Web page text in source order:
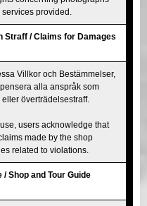
provided.
Straff / Claims for Damages
Villkor och Bestämmelser,
alla anspråk som
överträdelsestraff.
users acknowledge that
made by the shop
related to violations.
Shop and Tour Guide